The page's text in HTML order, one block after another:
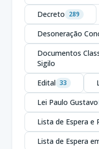
Decreto 289
Desoneração
Documentos
Sigilo
Edital 33
Lei Paulo Gustavo
Lista de Espera e
Lista de Espera